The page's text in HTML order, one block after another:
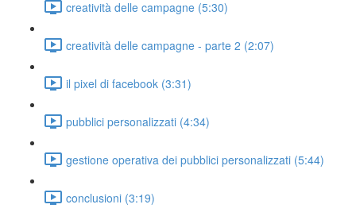
creatività delle campagne (5:30)
creatività delle campagne - parte 2 (2:07)
il pixel di facebook (3:31)
pubblici personalizzati (4:34)
gestione operativa dei pubblici personalizzati (5:44)
conclusioni (3:19)